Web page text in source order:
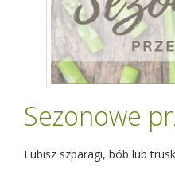
Sezonowe
Lubisz szparagi, bób lub